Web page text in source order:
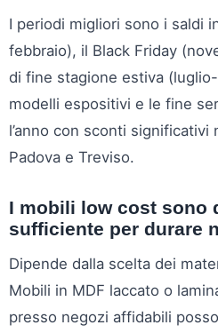
I periodi migliori sono i saldi
febbraio), il Black Friday
di fine stagione estiva
modelli espositivi e le fine
l’anno con sconti
Padova e Treviso.
I mobili low cost sono
sufficiente per durare
Dipende dalla scelta dei
Mobili in MDF laccato o
presso negozi affidabili